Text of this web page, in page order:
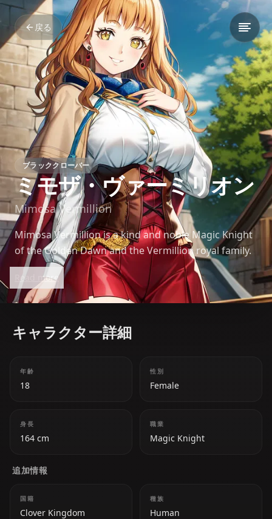
戻る
ブラッククローバー
ミモザ・ヴァーミリオン
Mimosa Vermillion
Mimosa Vermillion is a kind and noble Magic Knight
of the Golden Dawn and the Vermillion royal family.
Known for her Plant Magic, she excels in healing and
support magic, playing crucial roles in battle and
rescue missions. Her gentle nature, intelligence, and
characters in the Clover Kingdom.
Read more
キャラクター詳細
年齢
18
性別
Female
身長
164 cm
職業
Magic Knight
追加情報
国籍
Clover Kingdom
種族
Human